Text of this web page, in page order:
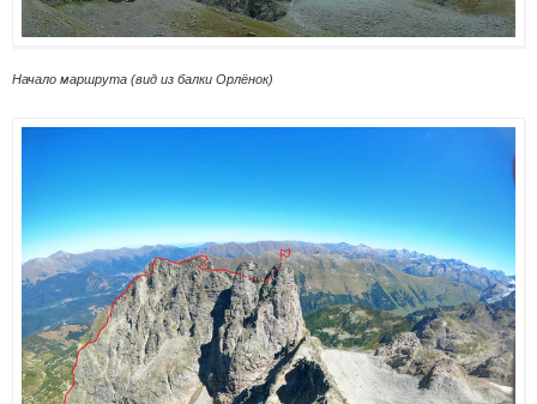
Начало маршрута (вид из балки Орлёнок)